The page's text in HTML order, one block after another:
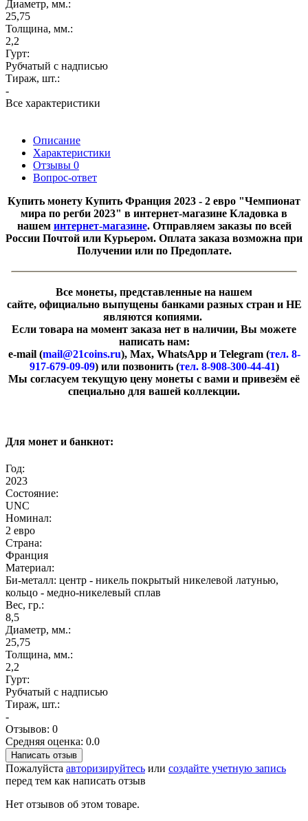
Диаметр, мм.:
25,75
Толщина, мм.:
2,2
Гурт:
Рубчатый с надписью
Тираж, шт.:
-
Все характеристики
Описание
Характеристики
Отзывы 0
Вопрос-ответ
​Купить монету Купить Франция 2023 - 2 евро "Чемпионат
мира по регби 2023" в интернет-магазине Кладовка в
нашем интернет-магазине. Отправляем заказы по всей
России Почтой или Курьером. Оплата заказа возможна при
Получении или по Предоплате.
Все монеты, представленные на нашем
сайте, официально выпущены банками разных стран и НЕ
являются копиями.
Если товара на момент заказа нет в наличии, Вы можете
написать нам:
e-mail (mail@21coins.ru), Max, WhatsApp и Telegram (тел. 8-
917-679-09-09) или позвонить (тел. 8-908-300-44-41)
​Мы согласуем текущую цену монеты с вами и привезём её
специально для вашей коллекции.
Для монет и банкнот:
Год:
2023
Состояние:
UNC
Номинал:
2 евро
Страна:
Франция
Материал:
Би-металл: центр - никель покрытый никелевой латунью,
кольцо - медно-никелевый сплав
Вес, гр.:
8,5
Диаметр, мм.:
25,75
Толщина, мм.:
2,2
Гурт:
Рубчатый с надписью
Тираж, шт.:
-
Отзывов: 0
Средняя оценка: 0.0
Написать отзыв
Пожалуйста авторизируйтесь или создайте учетную запись
перед тем как написать отзыв
Нет отзывов об этом товаре.